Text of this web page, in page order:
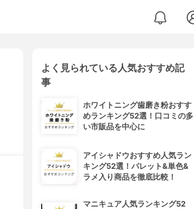
よく見られている人気おすすめ記
事
ホワイトニング歯磨き粉おすす
めランキング52選！口コミの多
い市販品を中心に
アイシャドウおすすめ人気ラン
キング52選！パレット&単色&
ラメ入り商品を徹底比較！
マニキュア人気ランキング52